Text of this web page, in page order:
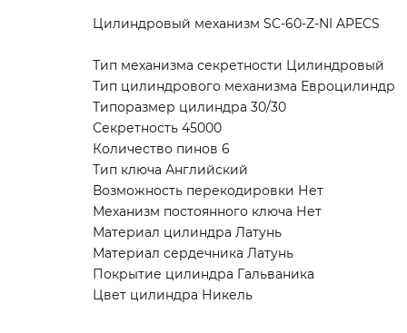
Цилиндровый механизм SC-60-Z-NI APECS
Тип механизма секретности Цилиндровый
Тип цилиндрового механизма Евроцилиндр
Типоразмер цилиндра 30/30
Секретность 45000
Количество пинов 6
Тип ключа Английский
Возможность перекодировки Нет
Механизм постоянного ключа Нет
Материал цилиндра Латунь
Материал сердечника Латунь
Покрытие цилиндра Гальваника
Цвет цилиндра Никель